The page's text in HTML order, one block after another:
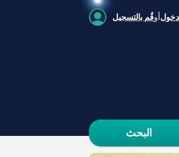
أوقُم بالتسجيل
البحث